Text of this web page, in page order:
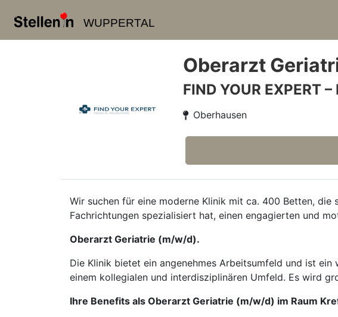
WUPPERTAL
Oberarzt
FIND YOUR EXPERT
Oberhausen
Wir suchen für eine moderne Klinik mit ca. 400 Betten,
Fachrichtungen spezialisiert hat, einen engagierten und
Oberarzt Geriatrie (m/w/d).
Die Klinik bietet ein angenehmes Arbeitsumfeld und ist
einem kollegialen und interdisziplinären Umfeld. Es wird
Ihre Benefits als Oberarzt Geriatrie (m/w/d) im Raum